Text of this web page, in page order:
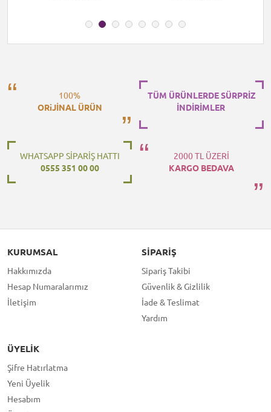
100%
ORiJİNAL ÜRÜN
TÜM ÜRÜNLERDE SÜRPRİZ
İNDİRİMLER
WHATSAPP SİPARİŞ HATTI
0555 351 00 00
2000 TL ÜZERİ
KARGO BEDAVA
KURUMSAL
Hakkımızda
Hesap Numaralarımız
İletişim
SIPARIŞ
Sipariş Takibi
Güvenlik & Gizlilik
İade & Teslimat
Yardım
ÜYELIK
Şifre Hatırlatma
Yeni Üyelik
Hesabım